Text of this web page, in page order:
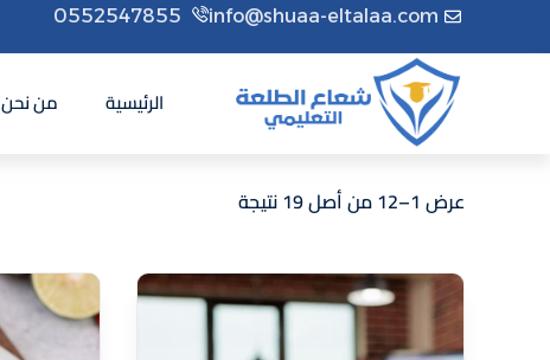
info@shuaa-eltalaa.com
0552547855
الرئيسية من نحن
عرض 1–12 من أصل 19 نتيجة